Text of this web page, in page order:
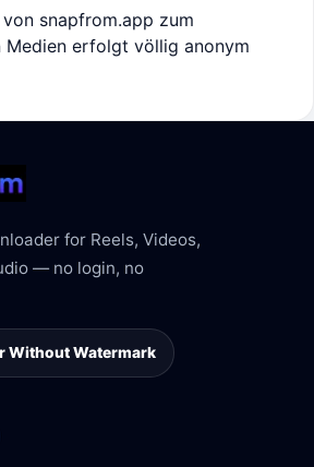
snapfrom.app zum
Medien erfolgt völlig anonym
for Reels, Videos,
— no login, no
Without Watermark